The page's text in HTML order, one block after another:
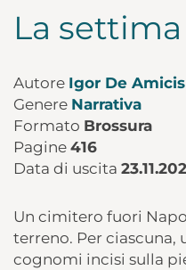
La
Autore Igor De Amicis
Genere Narrativa
Formato Brossura
Pagine 416
Data di uscita
Un cimitero fuori
terreno. Per ciascuna,
cognomi incisi sulla